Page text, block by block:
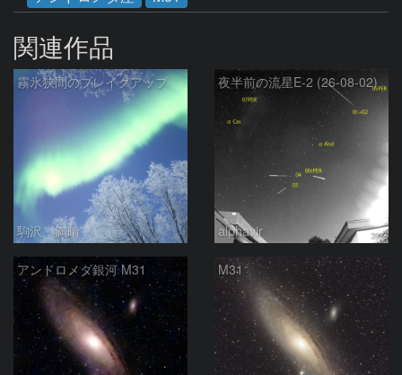
関連作品
霧氷狭間のブレイクアップ
駒沢 満晴
夜半前の流星E-2 (26-08-02)
alphavir
アンドロメダ銀河 M31 M31